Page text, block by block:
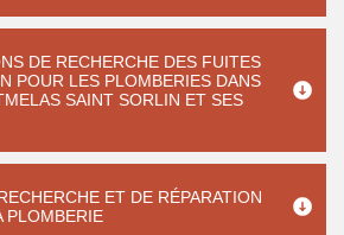
DE RECHERCHE DES FUITES
POUR LES PLOMBERIES DANS
SAINT SORLIN ET SES
ET DE RÉPARATION
PLOMBERIE